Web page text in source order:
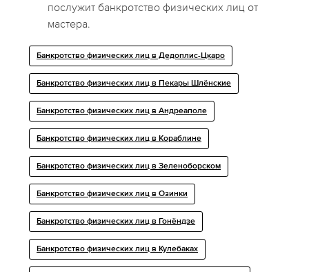
послужит банкротство физических лиц от
мастера.
Банкротство физических лиц в Дедоплис-Цкаро
Банкротство физических лиц в Пекары Шлёнские
Банкротство физических лиц в Андреаполе
Банкротство физических лиц в Кораблине
Банкротство физических лиц в Зеленоборском
Банкротство физических лиц в Озинки
Банкротство физических лиц в Гонёндзе
Банкротство физических лиц в Кулебаках